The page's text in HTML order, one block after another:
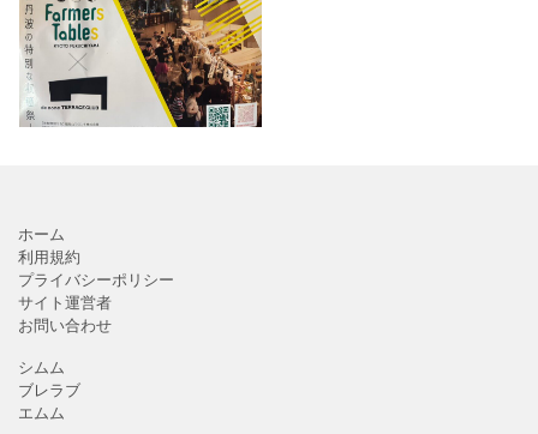
波の特別な収穫祭」が自
由が丘のde aone
TERRACE CLUB(デュア
オーネ3
ホーム
利用規約
プライバシーポリシー
サイト運営者
お問い合わせ
シムム
ブレラブ
エムム